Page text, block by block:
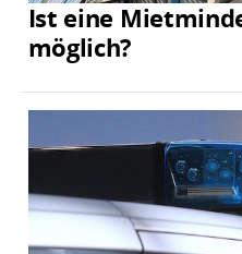
Ist eine
möglich?